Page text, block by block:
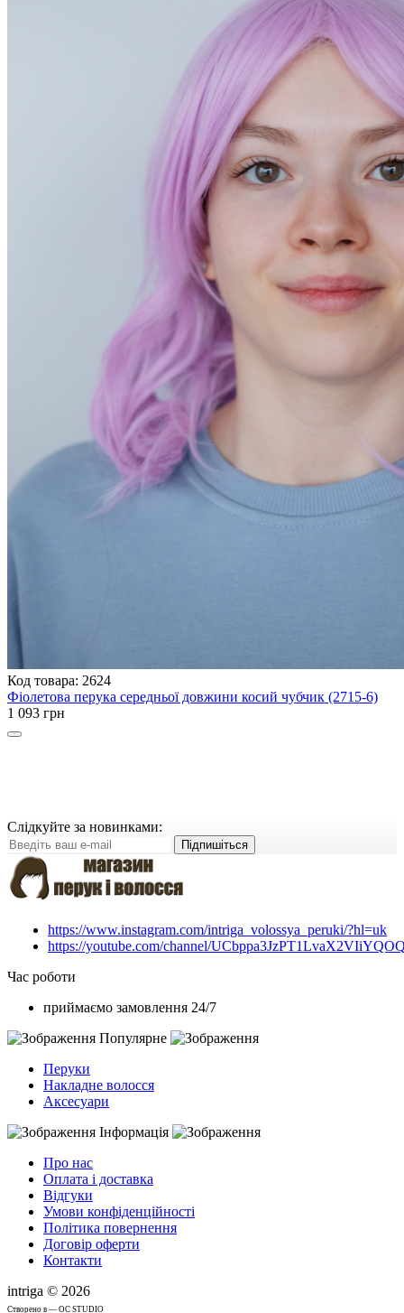
Код товара: 2624
Фіолетова перука середньої довжини косий чубчик (2715-6)
1 093 грн
Слідкуйте за новинками:
Підпишіться
https://www.instagram.com/intriga_volossya_peruki/?hl=uk
https://youtube.com/channel/
Час роботи
приймаємо замовлення 24/7
Популярне
Перуки
Накладне волосся
Аксесуари
Інформація
Про нас
Оплата і доставка
Відгуки
Умови конфіденційності
Політика повернення
Договір оферти
Контакти
intriga © 2026
Cтворено в — OC STUDIO